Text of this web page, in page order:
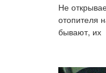
Не
отопителя
бывают, их